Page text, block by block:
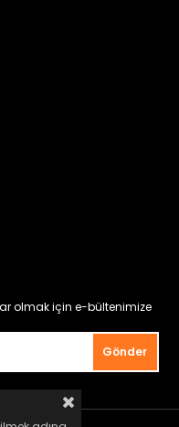
olmak için e-bültenimize
Gönder